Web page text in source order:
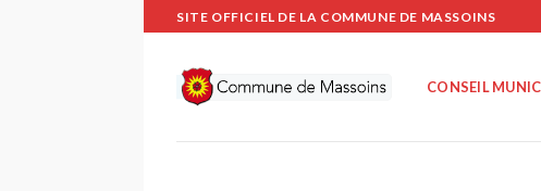
Passer
au
contenu
SITE OFFICIEL DE LA COMMUNE DE MASSOINS
CONSEIL